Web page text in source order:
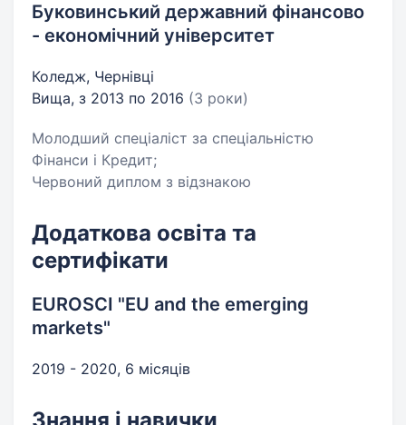
Буковинський державний фінансово
- економічний університет
Коледж, Чернівці
Вища, з 2013 по 2016 (3 роки)
Молодший спеціаліст за спеціальністю
Фінанси і Кредит;
Червоний диплом з відзнакою
Додаткова освіта та
сертифікати
EUROSCI "EU and the emerging
markets"
2019 - 2020, 6 місяців